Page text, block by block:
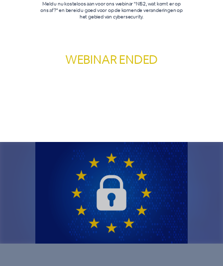
Meld u nu kosteloos aan voor ons webinar "NIS2, wat komt er op
ons af?" en bereid u goed voor op de komende veranderingen op
het gebied van cybersecurity.
WEBINAR ENDED